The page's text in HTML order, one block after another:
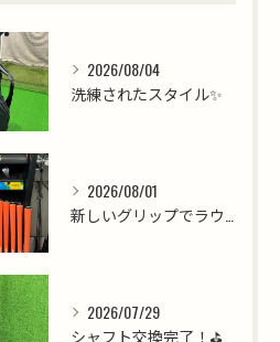
2026/08/04
洗練されたスタイル✨
2026/08/01
2026/07/29
シャフト交換完了！⛳️